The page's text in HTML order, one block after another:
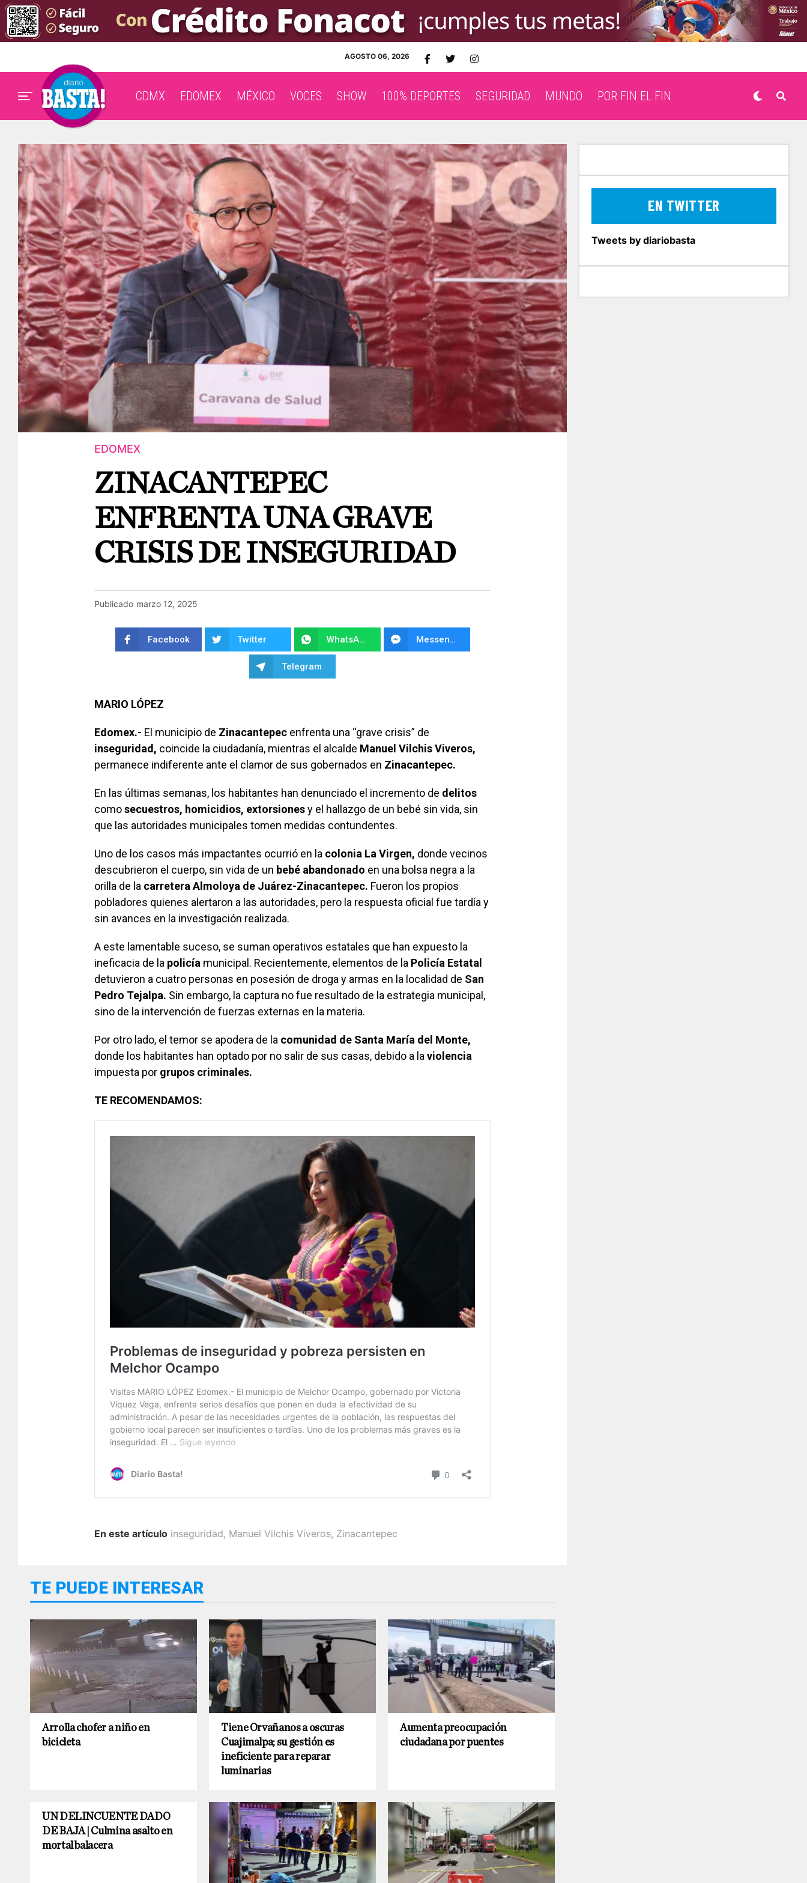
AGOSTO 06, 2026
CDMX EDOMEX MÉXICO VOCES SHOW 100% DEPORTES SEGURIDAD MUNDO POR FIN EL FIN
EDOMEX
ZINACANTEPEC
ENFRENTA UNA GRAVE
CRISIS DE INSEGURIDAD
Publicado marzo 12, 2025
Facebook Twitter WhatsApp Messenger
Telegram
MARIO LÓPEZ
Edomex.- El municipio de Zinacantepec enfrenta una “grave crisis” de
inseguridad, coincide la ciudadanía, mientras el alcalde Manuel Vilchis Viveros,
permanece indiferente ante el clamor de sus gobernados en Zinacantepec.
En las últimas semanas, los habitantes han denunciado el incremento de delitos
comosecuestros, homicidios, extorsionesy el hallazgo de un bebé sin vida, sin
que las autoridades municipales tomen medidas contundentes.
Uno de los casos más impactantes ocurrió en la colonia La Virgen, donde vecinos
descubrieron el cuerpo, sin vida de un bebé abandonado en una bolsa negra a la
orilla de la carretera Almoloya de Juárez-Zinacantepec. Fueron los propios
pobladores quienes alertaron a las autoridades, pero la respuesta oficial fue tardía y
sin avances en la investigación realizada.
A este lamentable suceso, se suman operativos estatales que han expuesto la
ineficacia de la policía municipal. Recientemente, elementos de la Policía Estatal
detuvieron a cuatro personas en posesión de droga y armas en la localidad de San
Pedro Tejalpa. Sin embargo, la captura no fue resultado de la estrategia municipal,
sino de la intervención de fuerzas externas en la materia.
Por otro lado, el temor se apodera de la comunidad de Santa María del Monte,
donde los habitantes han optado por no salir de sus casas, debido a la violencia
impuesta por grupos criminales.
TE RECOMENDAMOS:
En este artículo inseguridad, Manuel Vilchis Viveros, Zinacantepec
TE PUEDE INTERESAR
Arrolla chofer a niño en
bicicleta
Tiene Orvañanos a oscuras
Cuajimalpa; su gestión es
ineficiente para reparar
luminarias
Aumenta preocupación
ciudadana por puentes
UN DELINCUENTE DADO
DE BAJA | Culmina asalto en
mortal balacera
EN TWITTER
Tweets by diariobasta